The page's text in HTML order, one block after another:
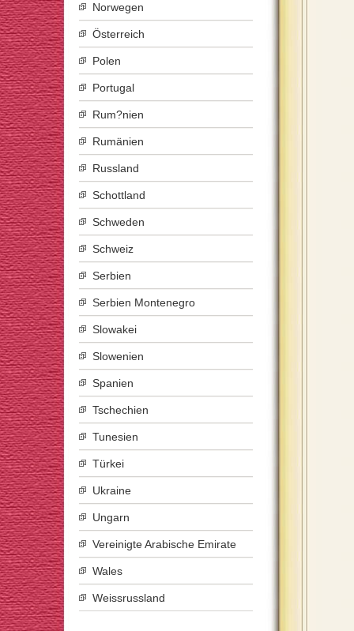
Norwegen
Österreich
Polen
Portugal
Rum?nien
Rumänien
Russland
Schottland
Schweden
Schweiz
Serbien
Serbien Montenegro
Slowakei
Slowenien
Spanien
Tschechien
Tunesien
Türkei
Ukraine
Ungarn
Vereinigte Arabische Emirate
Wales
Weissrussland